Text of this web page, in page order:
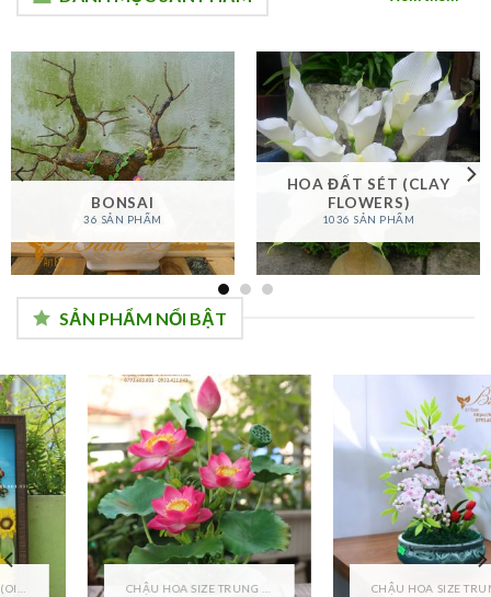
BONSAI
36 SẢN PHẨM
HOA ĐẤT SÉT (CLAY
FLOWERS)
1036 SẢN PHẨM
SẢN PHẨM NỔI BẬT
CHẬU HOA SIZE TRUNG (MEDIUM FLOWER) CHẬU HOA SIZE TRUNG (MEDIUM FLOWER)